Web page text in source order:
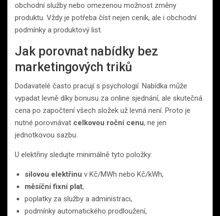
obchodní služby nebo omezenou možnost změny
produktu. Vždy je potřeba číst nejen ceník, ale i obchodní
podmínky a produktový list.
Jak porovnat nabídky bez
marketingových triků
Dodavatelé často pracují s psychologií. Nabídka může
vypadat levně díky bonusu za online sjednání, ale skutečná
cena po započtení všech složek už levná není. Proto je
nutné porovnávat celkovou roční cenu, ne jen
jednotkovou sazbu.
U elektřiny sledujte minimálně tyto položky:
silovou elektřinu v Kč/MWh nebo Kč/kWh,
měsíční fixní plat,
poplatky za služby a administraci,
podmínky automatického prodloužení,